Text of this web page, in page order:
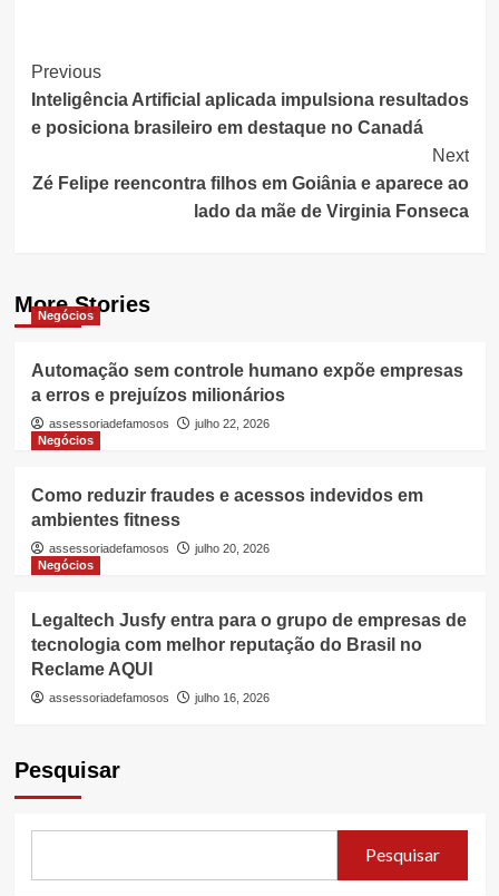
Post
Navigation
Previous
Inteligência Artificial aplicada impulsiona resultados
e posiciona brasileiro em destaque no Canadá
Next
Zé Felipe reencontra filhos em Goiânia e aparece ao
lado da mãe de Virginia Fonseca
More Stories
Negócios
Automação sem controle humano expõe empresas
a erros e prejuízos milionários
assessoriadefamosos
julho 22, 2026
Negócios
Como reduzir fraudes e acessos indevidos em
ambientes fitness
assessoriadefamosos
julho 20, 2026
Negócios
Legaltech Jusfy entra para o grupo de empresas de
tecnologia com melhor reputação do Brasil no
Reclame AQUI
assessoriadefamosos julho 16, 2026
Pesquisar
Pesquisar